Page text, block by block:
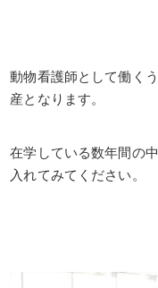
動物看護師として働く
産となります。
在学している数年間の
入れてみてください。